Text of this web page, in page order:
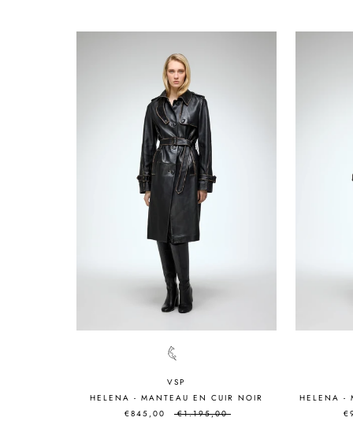
VSP
HELENA - MANTEAU EN CUIR NOIR
€845,00
€1.195,00
HELENA -